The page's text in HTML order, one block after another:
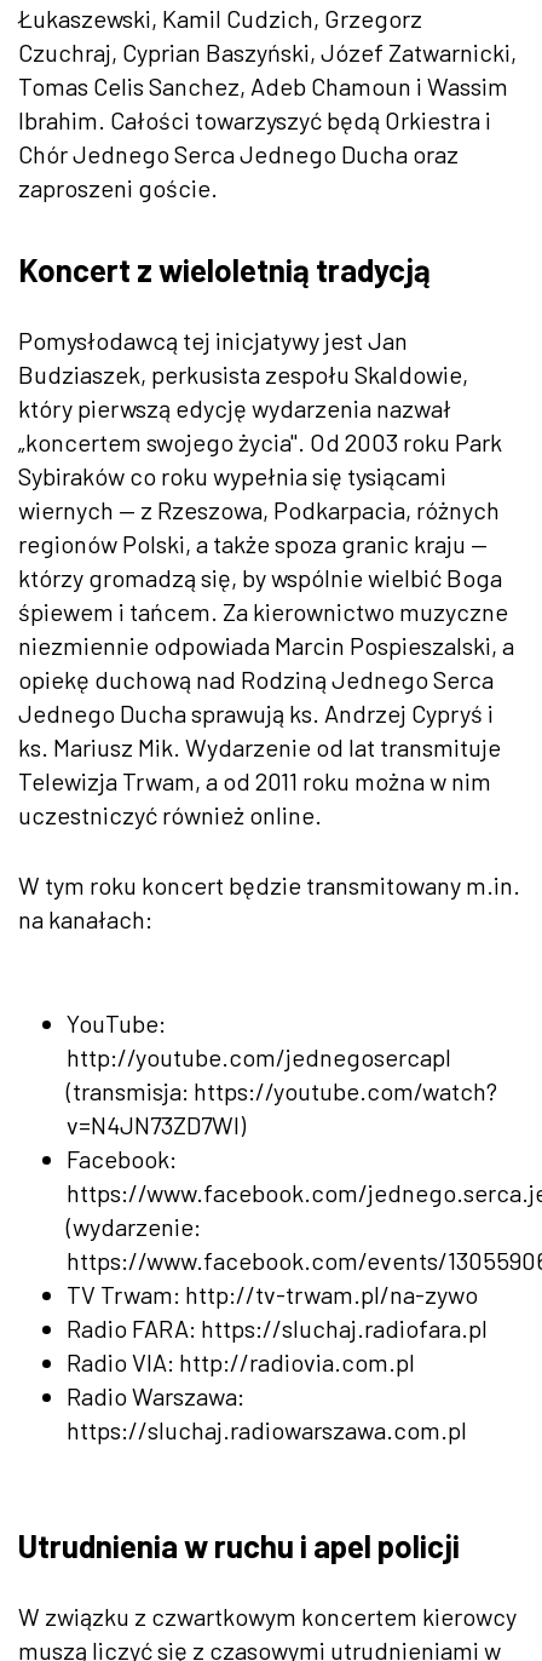
Łukaszewski, Kamil Cudzich, Grzegorz
Czuchraj, Cyprian Baszyński, Józef Zatwarnicki,
Tomas Celis Sanchez, Adeb Chamoun i Wassim
Ibrahim. Całości towarzyszyć będą Orkiestra i
Chór Jednego Serca Jednego Ducha oraz
zaproszeni goście.
Koncert z wieloletnią tradycją
Pomysłodawcą tej inicjatywy jest Jan
Budziaszek, perkusista zespołu Skaldowie,
który pierwszą edycję wydarzenia nazwał
„koncertem swojego życia". Od 2003 roku Park
Sybiraków co roku wypełnia się tysiącami
wiernych — z Rzeszowa, Podkarpacia, różnych
regionów Polski, a także spoza granic kraju —
którzy gromadzą się, by wspólnie wielbić Boga
śpiewem i tańcem. Za kierownictwo muzyczne
niezmiennie odpowiada Marcin Pospieszalski, a
opiekę duchową nad Rodziną Jednego Serca
Jednego Ducha sprawują ks. Andrzej Cypryś i
ks. Mariusz Mik. Wydarzenie od lat transmituje
Telewizja Trwam, a od 2011 roku można w nim
uczestniczyć również online.
W tym roku koncert będzie transmitowany m.in.
na kanałach:
YouTube:
http://youtube.com/jednegosercapl
(transmisja: https://youtube.com/watch?
v=N4JN73ZD7WI)
Facebook:
https://www.facebook.com/
(wydarzenie:
https://www.facebook.com/events/
TV Trwam: http://tv-trwam.pl/na-zywo
Radio FARA: https://sluchaj.radiofara.pl
Radio VIA: http://radiovia.com.pl
Radio Warszawa:
https://sluchaj.radiowarszawa.com.pl
Utrudnienia w ruchu i apel policji
W związku z czwartkowym koncertem kierowcy
muszą liczyć się z czasowymi utrudnieniami w